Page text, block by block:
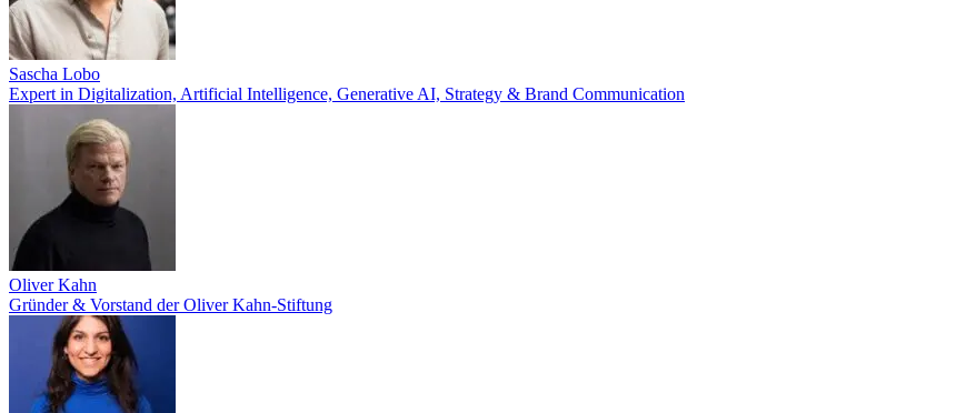
Sascha Lobo
Expert in Digitalization, Artificial Intelligence, Generative AI, Strategy & Brand Communication
Oliver Kahn
Gründer & Vorstand der Oliver Kahn-Stiftung